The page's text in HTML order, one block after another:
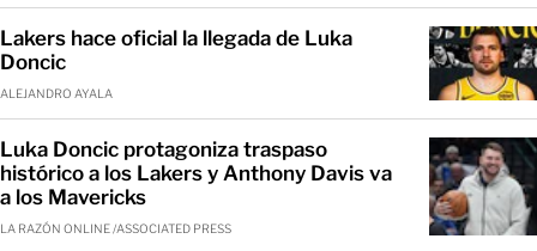
Lakers hace oficial la llegada de Luka
Doncic
ALEJANDRO AYALA
Luka Doncic protagoniza traspaso
histórico a los Lakers y Anthony Davis va
a los Mavericks
LA RAZÓN ONLINE /ASSOCIATED PRESS